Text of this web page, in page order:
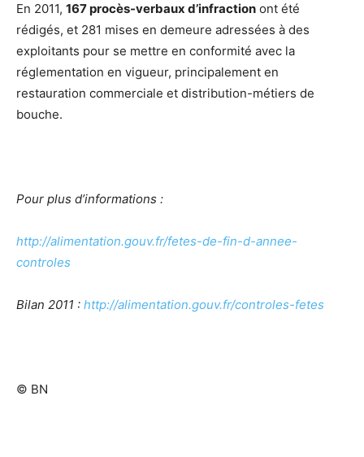
En 2011, 167 procès-verbaux d’infraction ont été
rédigés, et 281 mises en demeure adressées à des
exploitants pour se mettre en conformité avec la
réglementation en vigueur, principalement en
restauration commerciale et distribution-métiers de
bouche.
Pour plus d’informations :
http://alimentation.gouv.fr/fetes-de-fin-d-annee-
controles
Bilan 2011 : http://alimentation.gouv.fr/controles-fetes
© BN